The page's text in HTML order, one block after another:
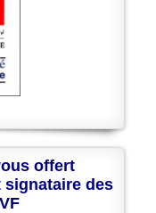
offert
signataire des